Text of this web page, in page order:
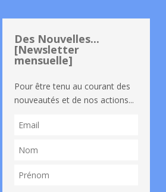
Des Nouvelles...
[Newsletter
mensuelle]
Pour être tenu au courant des
nouveautés et de nos actions...